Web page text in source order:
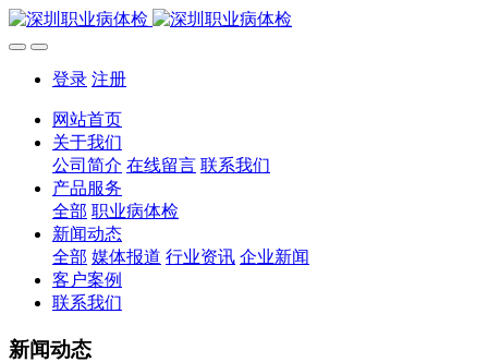
登录 注册
网站首页
关于我们
公司简介 在线留言 联系我们
产品服务
全部 职业病体检
新闻动态
全部 媒体报道 行业资讯 企业新闻
客户案例
联系我们
新闻动态